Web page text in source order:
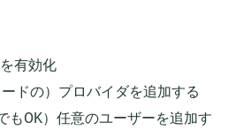
有効化
ードの）プロバイダを追加する
もOK）任意のユーザーを追加す